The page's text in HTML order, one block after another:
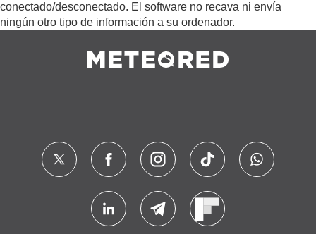
conectado/desconectado. El software no recava ni envía
ningún otro tipo de información a su ordenador.